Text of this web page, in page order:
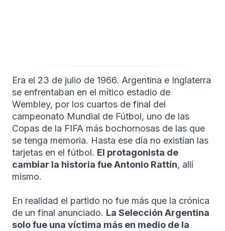
Era el 23 de julio de 1966. Argentina e Inglaterra
se enfrentaban en el mítico estadio de
Wembley, por los cuartos de final del
campeonato Mundial de Fútbol, uno de las
Copas de la FIFA más bochornosas de las que
se tenga memoria. Hasta ese día no existían las
tarjetas en el fútbol. El protagonista de
cambiar la historia fue Antonio Rattín, allí
mismo.
En realidad el partido no fue más que la crónica
de un final anunciado. La Selección Argentina
solo fue una víctima más en medio de la